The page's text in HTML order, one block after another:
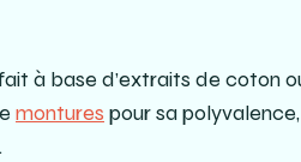
à base d’extraits de coton
montures pour sa